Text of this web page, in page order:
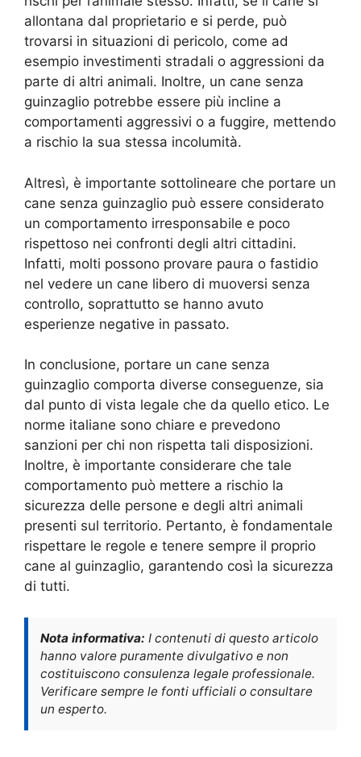
allontana dal proprietario e si perde, può
trovarsi in situazioni di pericolo, come ad
esempio investimenti stradali o aggressioni da
parte di altri animali. Inoltre, un cane senza
guinzaglio potrebbe essere più incline a
comportamenti aggressivi o a fuggire, mettendo
a rischio la sua stessa incolumità.
Altresì, è importante sottolineare che portare un
cane senza guinzaglio può essere considerato
un comportamento irresponsabile e poco
rispettoso nei confronti degli altri cittadini.
Infatti, molti possono provare paura o fastidio
nel vedere un cane libero di muoversi senza
controllo, soprattutto se hanno avuto
esperienze negative in passato.
In conclusione, portare un cane senza
guinzaglio comporta diverse conseguenze, sia
dal punto di vista legale che da quello etico. Le
norme italiane sono chiare e prevedono
sanzioni per chi non rispetta tali disposizioni.
Inoltre, è importante considerare che tale
comportamento può mettere a rischio la
sicurezza delle persone e degli altri animali
presenti sul territorio. Pertanto, è fondamentale
rispettare le regole e tenere sempre il proprio
cane al guinzaglio, garantendo così la sicurezza
di tutti.
Nota informativa: I contenuti di questo articolo
hanno valore puramente divulgativo e non
costituiscono consulenza legale professionale.
Verificare sempre le fonti ufficiali o consultare
un esperto.